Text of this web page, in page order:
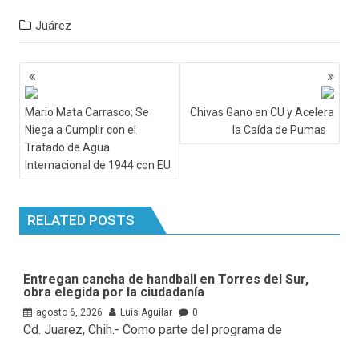
Juárez
Navegación
de
entradas
Mario Mata Carrasco; Se
Niega a Cumplir con el
Tratado de Agua
Internacional de 1944 con EU
Chivas Gano en CU y Acelera
la Caída de Pumas
RELATED POSTS
Entregan cancha de handball en Torres del Sur,
obra elegida por la ciudadanía
agosto 6, 2026 Luis Aguilar 0
Cd. Juarez, Chih.- Como parte del programa de